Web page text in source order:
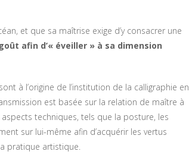
et que sa maîtrise exige d’y consacrer une
afin d’« éveiller » à sa dimension
à l’origine de l’institution de la calligraphie en
est basée sur la relation de maître à
techniques, tels que la posture, les
sur lui-même afin d’acquérir les vertus
pratique artistique.